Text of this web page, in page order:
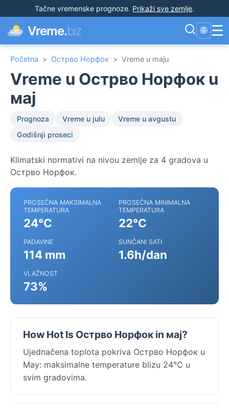
Tačne vremenske prognoze. Prikaži sve zemlje.
Vreme.biz 🌐 ☰
Početna > Острво Норфок > Vreme u maju
Vreme u Острво Норфок u
мај
Prognoza Vreme u julu
Vreme u avgustu
Godišnji proseci
Klimatski normativi na nivou zemlje za 4 gradova u
Острво Норфок.
PROSEČNA MAKSIMALNA
TEMPERATURA
24°C
PROSEČNA MINIMALNA
TEMPERATURA
22°C
PADAVINE
114 mm
SUNČANI SATI
1.6h/dan
VLAŽNOST
73%
How Hot Is Острво Норфок in мај?
Ujednačena toplota pokriva Острво Норфок u
May: maksimalne temperature blizu 24°C u
svim gradovima.